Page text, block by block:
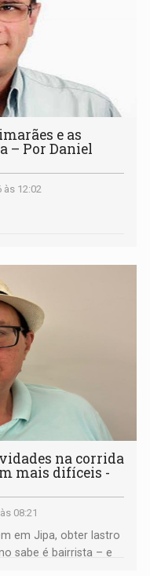
e as
– Por Daniel
às 12:02
na corrida
mais difíceis -
08:21
em Jipa, obter lastro
sabe é bairrista – e